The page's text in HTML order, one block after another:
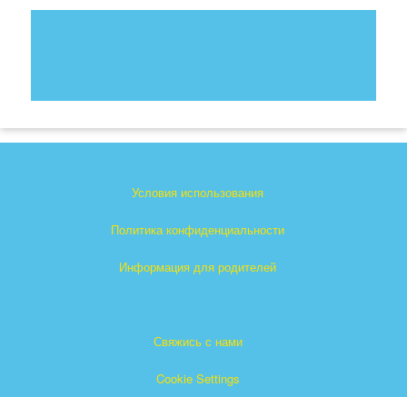
Условия использования
Политика конфиденциальности
Информация для родителей
Свяжись с нами
Cookie Settings